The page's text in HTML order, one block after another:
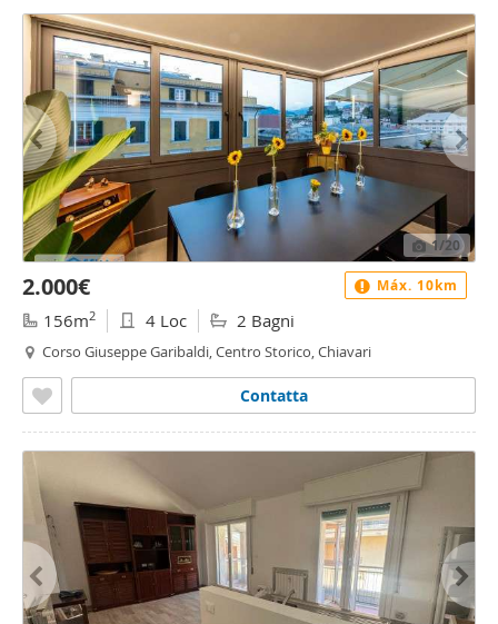
1/20
2.000€
156m2 4 Loc 2 Bagni
Corso Giuseppe Garibaldi, Centro Storico, Chiavari
Contatta
Máx. 10km